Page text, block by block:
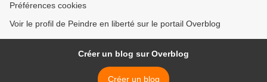
Préférences cookies
Voir le profil de Peindre en liberté sur le portail Overblog
Créer un blog sur Overblog
Créer un blog